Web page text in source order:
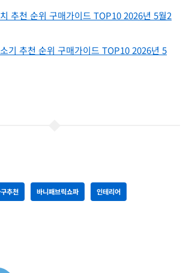
추천 순위 구매가이드 TOP10 2026년 5월2
기 추천 순위 구매가이드 TOP10 2026년 5
추천 바니패브릭쇼파 인테리어